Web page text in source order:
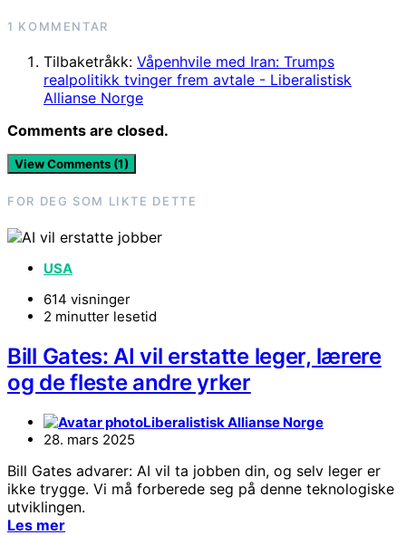
1 KOMMENTAR
Tilbaketråkk: Våpenhvile med Iran: Trumps
realpolitikk tvinger frem avtale - Liberalistisk
Allianse Norge
Comments are closed.
View Comments (1)
FOR DEG SOM LIKTE DETTE
USA
614 visninger
2 minutter lesetid
Bill Gates: AI vil erstatte leger, lærere
og de fleste andre yrker
Liberalistisk Allianse Norge
28. mars 2025
Bill Gates advarer: AI vil ta jobben din, og selv leger er
ikke trygge. Vi må forberede seg på denne teknologiske
utviklingen.
Les mer